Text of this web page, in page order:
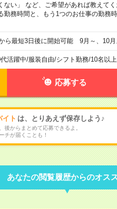
ない」 など、ご希望があれば教えて
勤務時間と、もう1つのお仕事の勤務
最短3日後に開始可能 9月～、10月
活躍中/服装自由/シフト勤務/10名以
応募する
イト は、とりあえず保存しよう♪
後からまとめて応募できるよ。
チが届くことも！
あなたの閲覧履歴からのオス